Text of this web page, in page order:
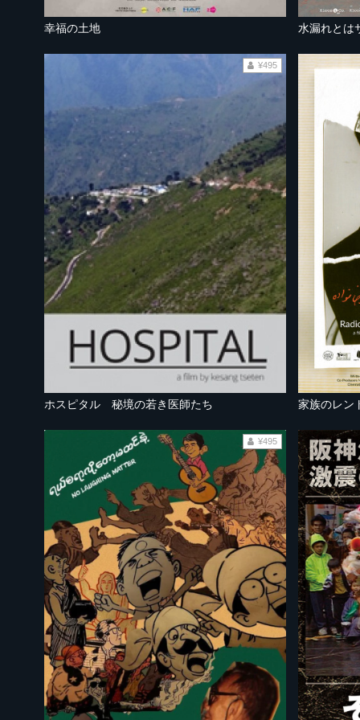
幸福の土地 水漏れとは
ホスピタル 秘境の若き医師たち
¥495
家族のレン
¥495